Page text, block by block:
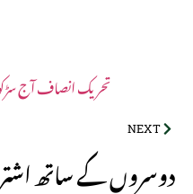
تحریک انصاف آج
NEXT
:دوسروں کے ساتھ